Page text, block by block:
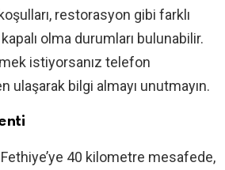
restorasyon gibi farklı
olma durumları bulunabilir.
istiyorsanız telefon
ulaşarak bilgi almayı unutmayın.
Fethiye’ye 40 kilometre mesafede,